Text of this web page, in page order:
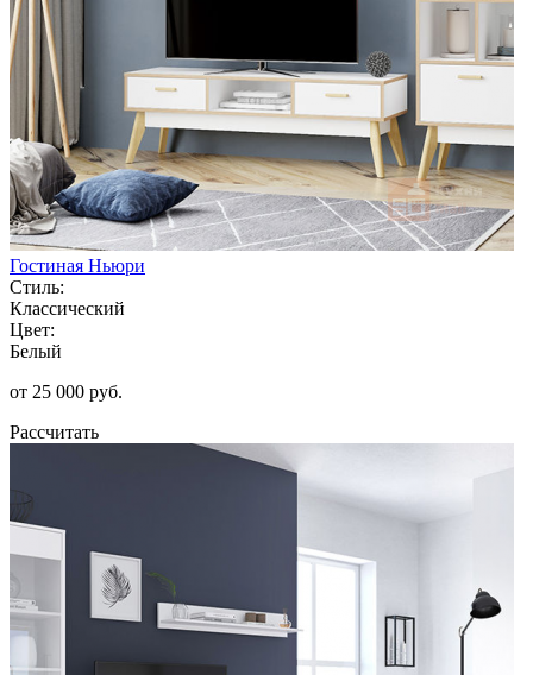
Гостиная Ньюри
Стиль:
Классический
Цвет:
Белый
от 25 000 руб.
Рассчитать